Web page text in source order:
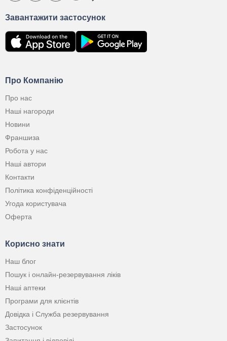
Про Компанію
Про нас
Наші нагороди
Новини
Франшиза
Робота у нас
Наші автори
Контакти
Політика конфіденційності
Угода користувача
Оферта
Корисно знати
Наш блог
Пошук і онлайн-резервування ліків
Наші аптеки
Програми для клієнтів
Довідка і Служба резервування
Застосунок
Завантажити застосунок